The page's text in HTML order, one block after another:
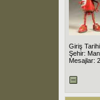
Giriş
Şehir:
Mesajlar: